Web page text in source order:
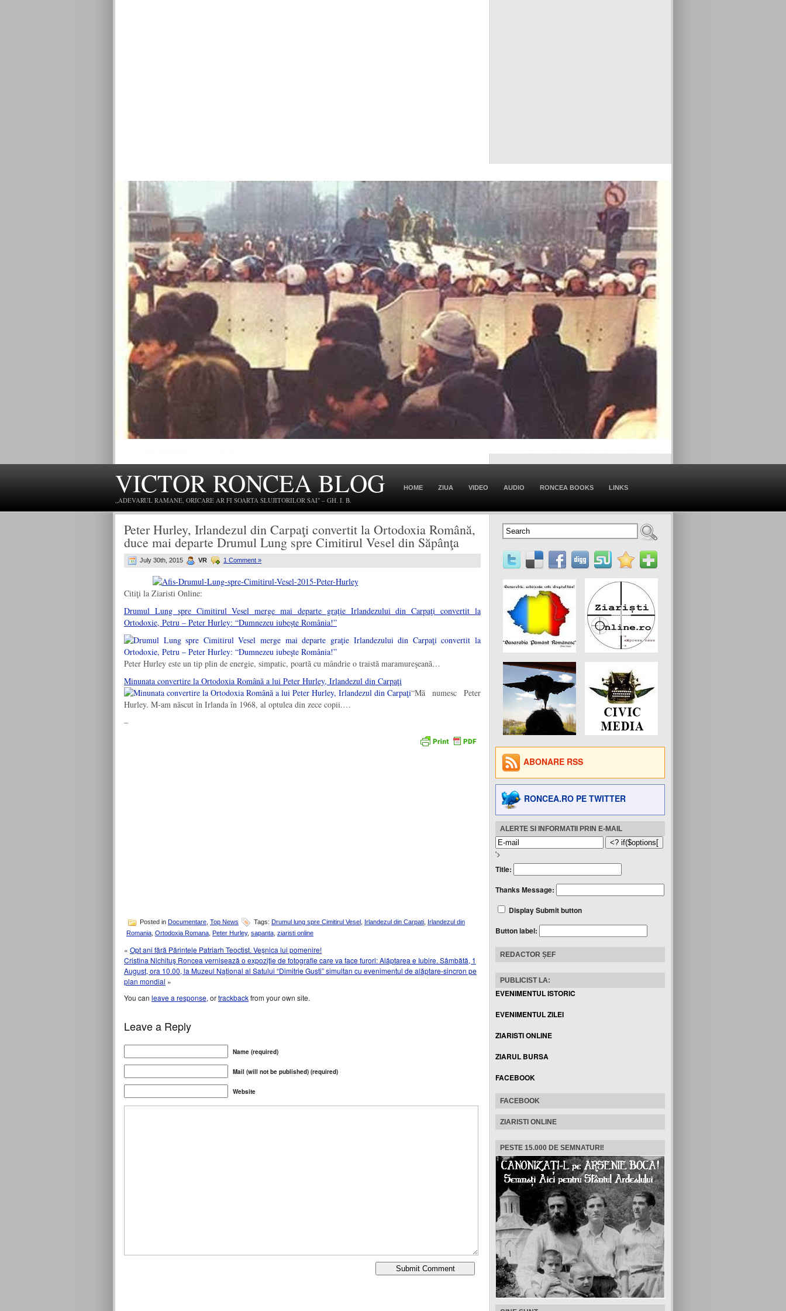
VICTOR RONCEA BLOG
„ADEVARUL RAMANE, ORICARE AR FI SOARTA SLUJITORILOR SAI" – GH. I. B.
HOME ZIUA VIDEO AUDIO RONCEA BOOKS LINKS
Peter Hurley, Irlandezul din Carpaţi convertit la Ortodoxia Română,
duce mai departe Drumul Lung spre Cimitirul Vesel din Săpânţa
July 30th, 2015 VR 1 Comment »
Citiţi la Ziaristi Online:
Drumul Lung spre Cimitirul Vesel merge mai departe graţie Irlandezului din Carpaţi convertit la
Ortodoxie, Petru – Peter Hurley: “Dumnezeu iubeşte România!”
Peter Hurley este un tip plin de energie, simpatic, poartă cu mândrie o traistă maramureşeană…
Minunata convertire la Ortodoxia Română a lui Peter Hurley, Irlandezul din Carpaţi
“Mă numesc Peter
Hurley. M-am născut în Irlanda în 1968, al optulea din zece copii.…
–
Posted in Documentare Top News Tags: Drumul lung spre Cimitirul Vesel Irlandezul din Carpati Irlandezul din
Romania Ortodoxia Romana Peter Hurley, sapanta ziaristi online
« Opt ani fără Părintele Patriarh Teoctist. Veşnica lui pomenire!
Cristina Nichituş Roncea vernisează o expoziţie de fotografie care va face furori: Alăptarea e Iubire. Sâmbătă, 1
August, ora 10.00, la Muzeul Naţional al Satului “Dimitrie Gusti” simultan cu evenimentul de alăptare-sincron pe
plan mondial »
You can leave a response, ortrackbackfrom your own site.
Leave a Reply
Name (required)
Mail (will not be published) (required)
Website
ABONARE RSS
RONCEA.RO PE TWITTER
ALERTE SI INFORMATII PRIN E-MAIL
'>
Title:
Thanks Message:
Display Submit button
Button label:
REDACTOR ȘEF
PUBLICIST LA:
EVENIMENTUL ISTORIC
EVENIMENTUL ZILEI
ZIARISTI ONLINE
ZIARUL BURSA
FACEBOOK
FACEBOOK
ZIARISTI ONLINE
PESTE 15.000 DE SEMNATURI!